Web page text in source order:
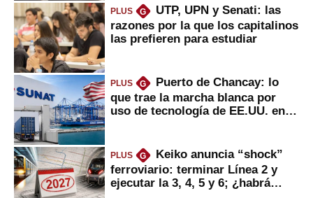
PLUS G
UTP, UPN y Senati: las
razones por la que los capitalinos
las prefieren para estudiar
PLUS G
Puerto de Chancay: lo
que trae la marcha blanca por
uso de tecnología de EE.UU. en
PLUS G
Keiko anuncia “shock”
ferroviario: terminar Línea 2 y
ejecutar la 3, 4, 5 y 6; ¿habrá